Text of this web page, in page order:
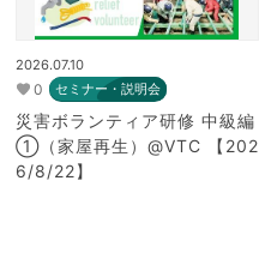
2026.07.10
0 セミナー・説明会
災害ボランティア研修 中級編
①（家屋再生）@VTC 【202
6/8/22】